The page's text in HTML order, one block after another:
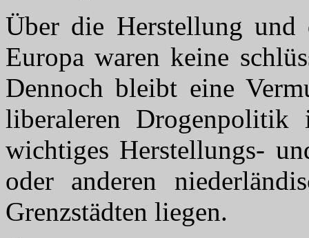
Über die Herstellung und
Europa waren keine
Dennoch bleibt eine
liberaleren
wichtiges Herstellungs-
oder anderen
Grenzstädten liegen.